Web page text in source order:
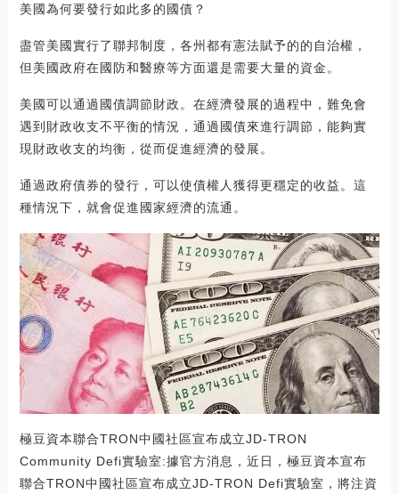
美國為何要發行如此多的國債？
盡管美國實行了聯邦制度，各州都有憲法賦予的的自治權，
但美國政府在國防和醫療等方面還是需要大量的資金。
美國可以通過國債調節財政。在經濟發展的過程中，難免會
遇到財政收支不平衡的情況，通過國債來進行調節，能夠實
現財政收支的均衡，從而促進經濟的發展。
通過政府債券的發行，可以使債權人獲得更穩定的收益。這
種情況下，就會促進國家經濟的流通。
極豆資本聯合TRON中國社區宣布成立JD-TRON
Community Defi實驗室:據官方消息，近日，極豆資本宣布
聯合TRON中國社區宣布成立JD-TRON Defi實驗室，將注資